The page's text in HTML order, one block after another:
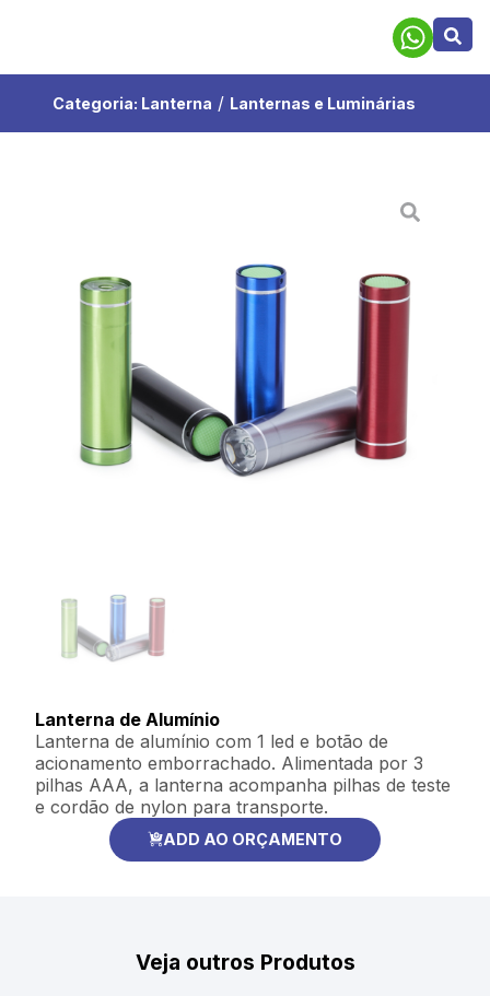
Categoria: Lanterna / Lanternas e Luminárias
Lanterna de Alumínio
Lanterna de alumínio com 1 led e botão de
acionamento emborrachado. Alimentada por 3
pilhas AAA, a lanterna acompanha pilhas de teste
e cordão de nylon para transporte.
ADD AO ORÇAMENTO
Veja outros Produtos